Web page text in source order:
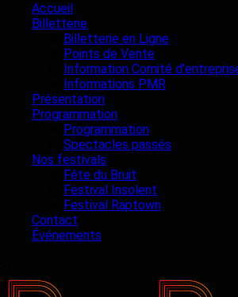
Accueil
Billetterie
Billetterie en Ligne
Points de Vente
Information Comité
Informations PMR
Présentation
Programmation
Programmation
Spectacles passés
Nos festivals
Fête du Bruit
Festival Insolent
Festival Raptown
Contact
Événements